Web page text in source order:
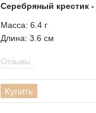
Серебряный крестик -
Масса: 6.4 г
Длина: 3.6 см
Отзывы
Купить